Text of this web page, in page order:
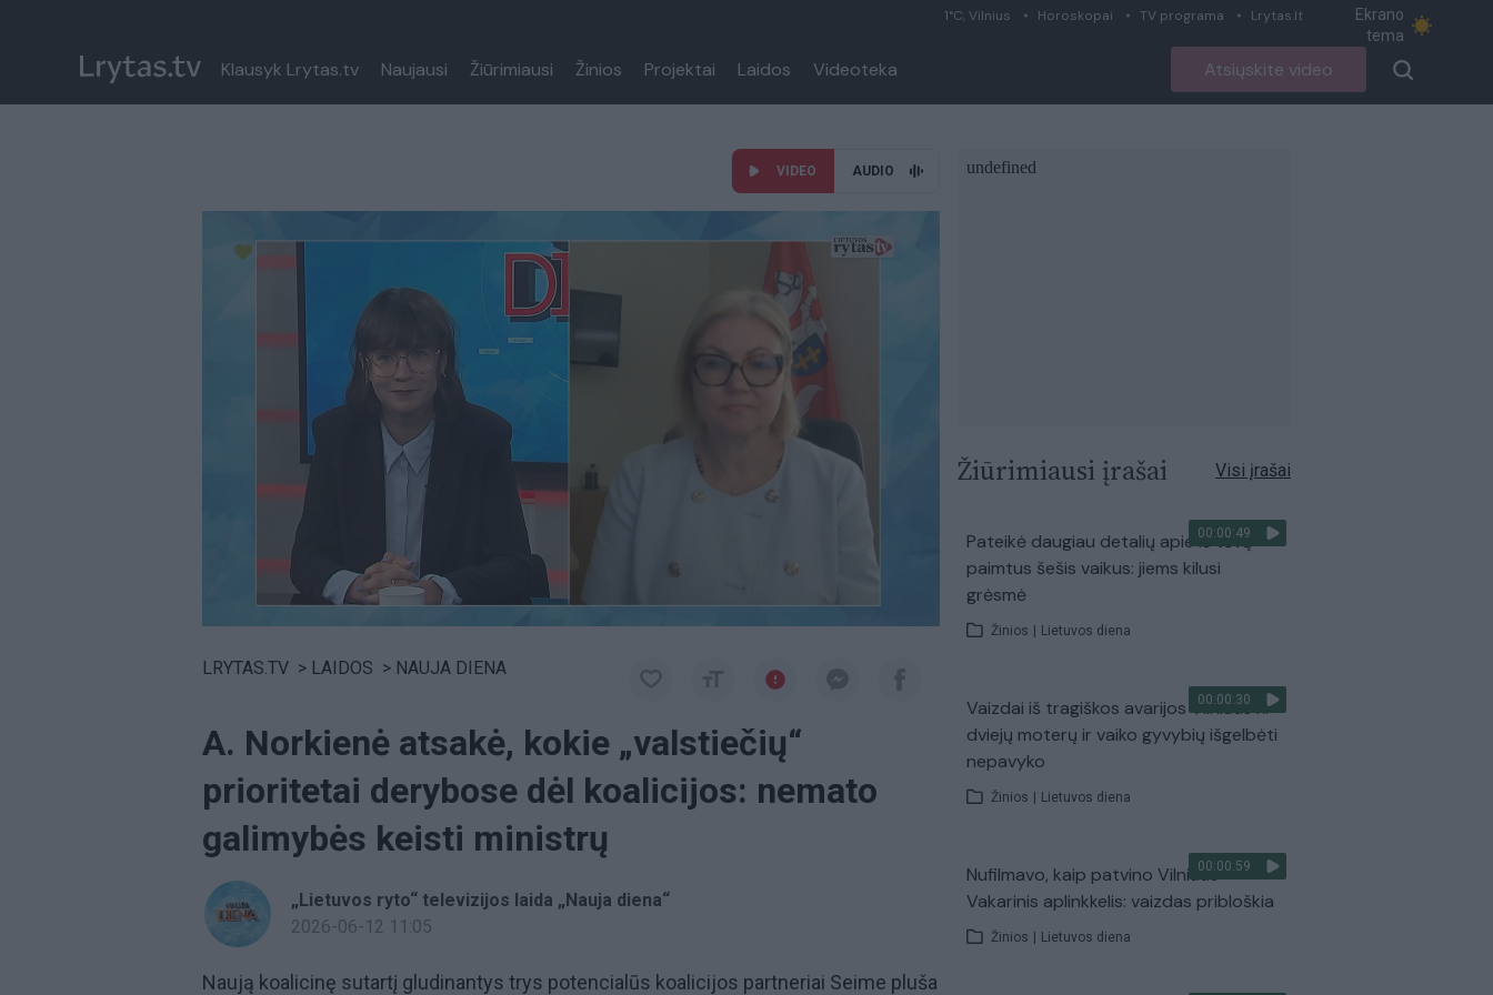
1°C, Vilnius Horoskopai TV programa Lrytas.lt
Ekrano
tema
Klausyk Lrytas.tv Naujausi Žiūrimiausi Žinios Projektai Laidos Videoteka Atsiųskite video
VIDEO AUDIO
LRYTAS.TV > LAIDOS > NAUJA DIENA
A. Norkienė atsakė, kokie „valstiečių“
prioritetai derybose dėl koalicijos: nemato
galimybės keisti ministrų
„Lietuvos ryto“ televizijos laida „Nauja diena“
2026-06-12 11:05
Naują koalicinę sutartį gludinantys trys potencialūs koalicijos partneriai Seime pluša
Žiūrimiausi įrašai Visi įrašai
00:00:49
Pateikė daugiau detalių apie iš tėvų
paimtus šešis vaikus: jiems kilusi
grėsmė
Žinios Lietuvos diena
00:00:30
Vaizdai iš tragiškos avarijos Vilniaus r.:
dviejų moterų ir vaiko gyvybių išgelbėti
nepavyko
Žinios Lietuvos diena
00:00:59
Nufilmavo, kaip patvino Vilniaus
Vakarinis aplinkkelis: vaizdas pribloškia
Žinios Lietuvos diena